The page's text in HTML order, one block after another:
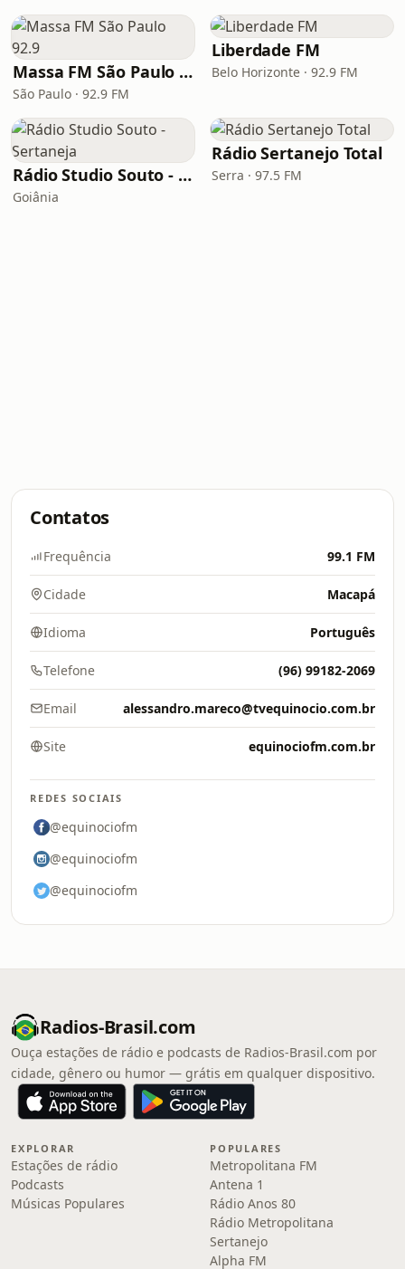
Massa FM São Paulo 92.9
São Paulo · 92.9 FM
Liberdade FM
Belo Horizonte · 92.9 FM
Rádio Studio Souto - Sertaneja
Goiânia
Rádio Sertanejo Total
Serra · 97.5 FM
Contatos
Frequência 99.1 FM
Cidade Macapá
Idioma Português
Telefone (96) 99182-2069
Email alessandro.mareco@tvequinocio.com.br
Site equinociofm.com.br
REDES SOCIAIS
@equinociofm
@equinociofm
@equinociofm
Radios-Brasil.com
Ouça estações de rádio e podcasts de Radios-Brasil.com por
cidade, gênero ou humor — grátis em qualquer dispositivo.
EXPLORAR
Estações de rádio
Podcasts
Músicas Populares
POPULARES
Metropolitana FM
Antena 1
Rádio Anos 80
Rádio Metropolitana
Sertanejo
Alpha FM